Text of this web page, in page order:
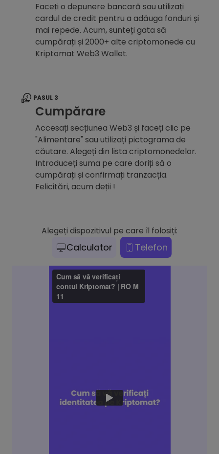
Faceți o depunere bancară sau utilizați
cardul de credit pentru a adăuga fonduri și
mai repede. Acum, sunteți gata să
cumpărați și 2000+ alte criptomonede cu
Kriptomat Web3 Wallet.
PASUL 3
Cumpărare
Accesați secțiunea Web3 și faceți clic pe
"Alimentare" sau utilizați pictograma de
căutare. Alegeți din lista criptomonedelor.
Introduceți suma pe care doriți să o
cumpărați și confirmați tranzacția.
Felicitări, acum deții !
Alegeți dispozitivul pe care îl folosiți:
Calculator Telefon